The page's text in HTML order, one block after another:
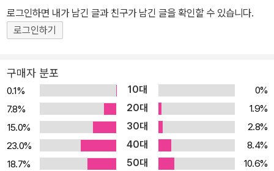
로그인하면 내가 남긴 글과 친구가 남긴 글을 확인할 수 있습니다.
로그인하기
구매자 분포
0.1% 10대
0%
7.8%
20대
1.9%
15.0%
30대
2.8%
23.0%
40대
8.4%
18.7%
50대
10.6%